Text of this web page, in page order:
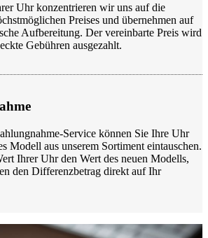
Uhr konzentrieren wir uns auf die
Preises und übernehmen auf
Aufbereitung. Der vereinbarte Preis wird
Gebühren ausgezahlt.
Service können Sie Ihre Uhr
Modell aus unserem Sortiment eintauschen.
Ihrer Uhr den Wert des neuen Modells,
den Differenzbetrag direkt auf Ihr